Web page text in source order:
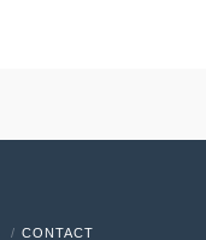
CONTACT